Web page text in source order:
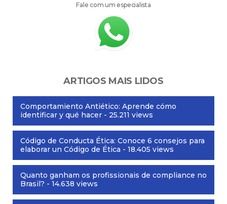
Fale com um especialista
ARTIGOS MAIS LIDOS
Comportamiento Antiético: Aprende cómo
identificar y qué hacer - 25.211 views
Código de Conducta Ética: Conoce 6 consejos para
elaborar un Código de Ética - 18.405 views
Quanto ganham os profissionais de compliance no
Brasil? - 14.638 views